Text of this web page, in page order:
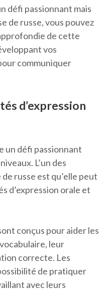
défi passionnant mais
de russe, vous pouvez
de cette
vos
communiquer
d’expression
un défi passionnant
L’un des
russe est qu’elle peut
d’expression orale et
conçus pour aider les
leur
correcte. Les
de pratiquer
avec leurs